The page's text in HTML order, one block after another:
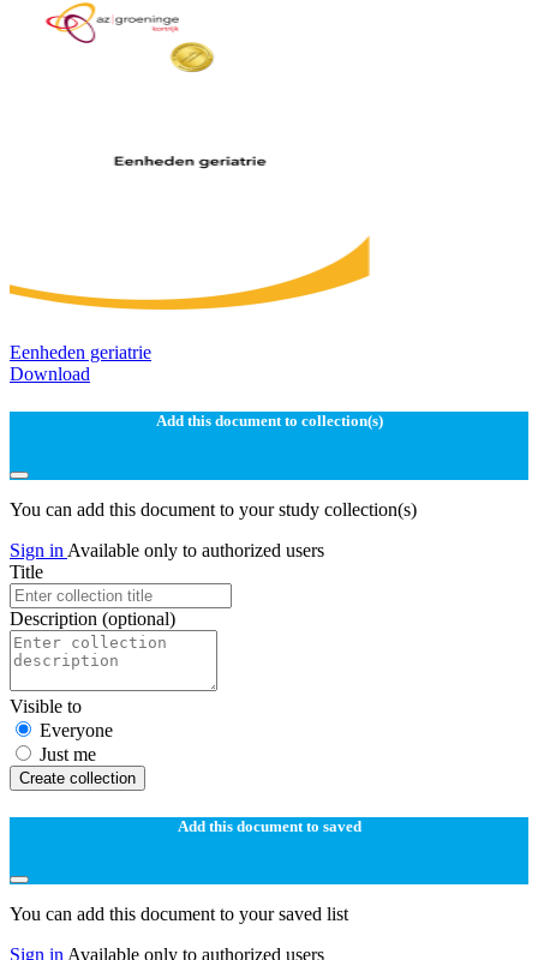
Eenheden geriatrie
Download
Add this document to collection(s)
You can add this document to your study collection(s)
Sign in Available only to authorized users
Title
Description (optional)
Visible to
Everyone
Just me
Create collection
Add this document to saved
You can add this document to your saved list
Sign in Available only to authorized users